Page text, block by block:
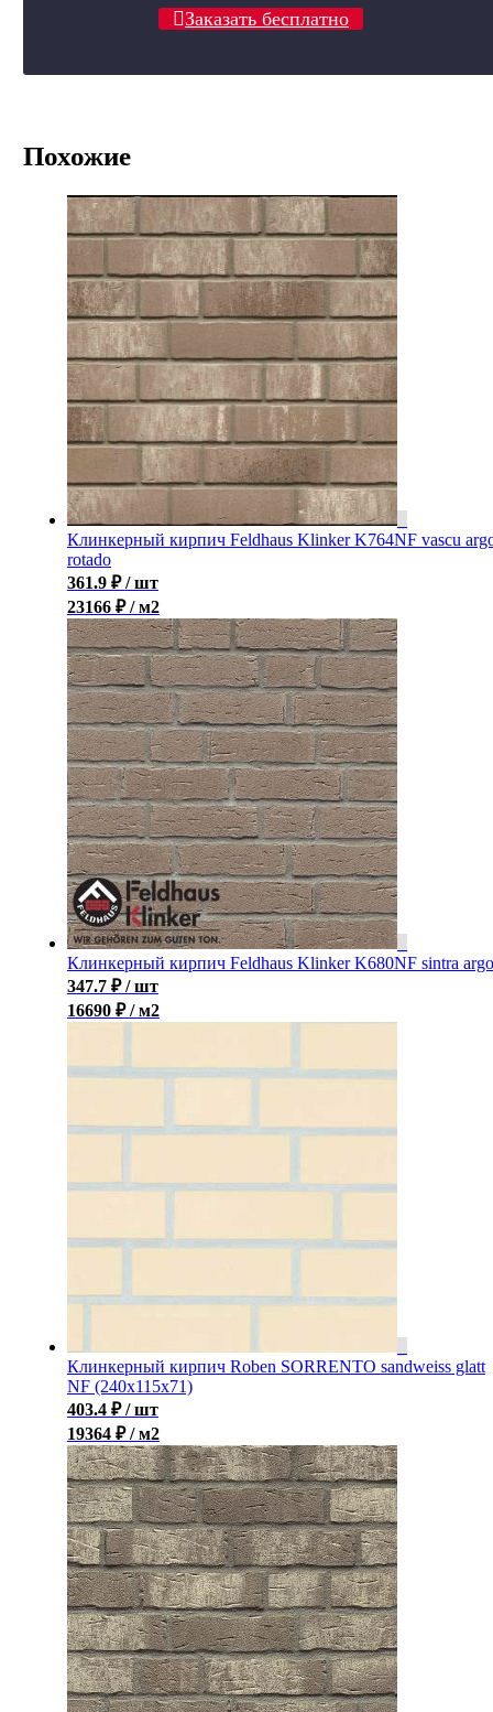
Заказать бесплатно
Похожие
Клинкерный кирпич Feldhaus Klinker K764NF vascu
rotado
361.9 ₽ / шт
23166 ₽ / м2
Клинкерный кирпич Feldhaus Klinker K680NF sintra argo
347.7 ₽ / шт
16690 ₽ / м2
Клинкерный кирпич Roben SORRENTO sandweiss glatt
NF (240x115x71)
403.4 ₽ / шт
19364 ₽ / м2